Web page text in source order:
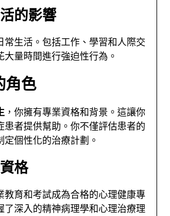
的影響
常生活。包括工作、學習和人際交
大量時間進行強迫性行為。
角色
，你擁有專業資格和背景。這讓你
患者提供幫助。你不僅評估患者的
定個性化的治療計劃。
格
教育和考試成為合格的心理健康專
了深入的精神病理學和心理治療理